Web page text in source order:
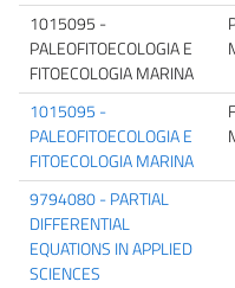
1015095 -
PALEOFITOECOLOGIA E
FITOECOLOGIA MARINA
1015095 -
PALEOFITOECOLOGIA E
FITOECOLOGIA MARINA
9794080 - PARTIAL
DIFFERENTIAL
EQUATIONS IN APPLIED
SCIENCES